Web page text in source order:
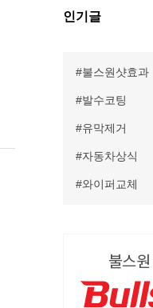
인기글
불스원샷효과
발수코팅
유막제거
자동차상식
와이퍼교체